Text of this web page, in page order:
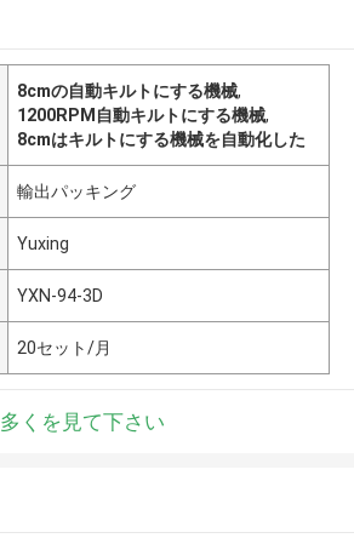
8cmの自動キルトにする機械,
1200RPM自動キルトにする機械,
8cmはキルトにする機械を自動化した
輸出パッキング
Yuxing
YXN-94-3D
20セット/月
多くを見て下さい